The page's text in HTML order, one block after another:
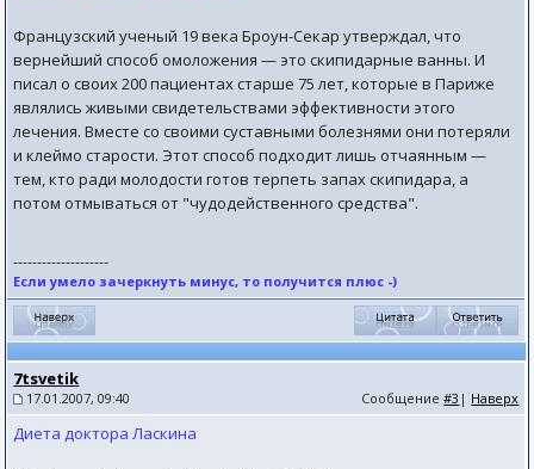
Французский ученый 19 века Броун-Секар утверждал, что
вернейший способ омоложения — это скипидарные ванны. И
писал о своих 200 пациентах старше 75 лет, которые в Париже
являлись живыми свидетельствами эффективности этого
лечения. Вместе со своими суставными болезнями они потеряли
и клеймо старости. Этот способ подходит лишь отчаянным —
тем, кто ради молодости готов терпеть запах скипидара, а
потом отмываться от "чудодейственного средства".
--------------------
Если умело зачеркнуть минус, то получится плюс -)
7tsvetik
17.01.2007, 09:40 Сообщение#3 | Наверх
Диета доктора Ласкина